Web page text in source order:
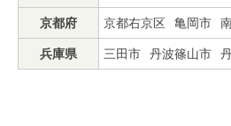
京都府 京都右京区 亀岡市
兵庫県 三田市 丹波篠山市